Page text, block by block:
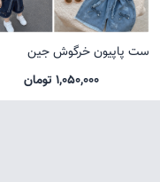
ست پاپیون خرگوش جین
1,050,000 تومان